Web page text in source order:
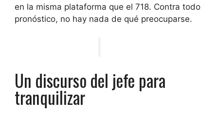
en la misma plataforma que el 718. Contra todo
pronóstico, no hay nada de qué preocuparse.
Un discurso del jefe para
tranquilizar